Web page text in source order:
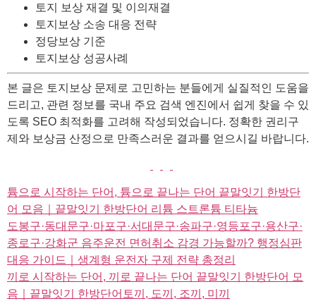
토지 보상 재결 및 이의재결
토지보상 소송 대응 전략
정당보상 기준
토지보상 성공사례
본 글은 토지보상 문제로 고민하는 분들에게 실질적인 도움을
드리고, 관련 정보를 국내 주요 검색 엔진에서 쉽게 찾을 수 있
도록 SEO 최적화를 고려해 작성되었습니다. 정확한 권리구
제와 보상금 산정으로 만족스러운 결과를 얻으시길 바랍니다.
튬으로 시작하는 단어, 튬으로 끝나는 단어 끝말잇기 한방단
어 모음｜끝말잇기 한방단어 리튬 스트론튬 티타늄
도봉구·동대문구·마포구·서대문구·송파구·영등포구·용산구·
종로구·강화군 음주운전 면허취소 감경 가능할까? 행정심판
대응 가이드｜생계형 운전자 구제 전략 총정리
끼로 시작하는 단어, 끼로 끝나는 단어 끝말잇기 한방단어 모
음｜끝말잇기 한방단어토끼, 도끼, 조끼, 미끼